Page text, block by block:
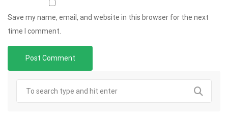
Save my name, email, and website in this browser for the next
time I comment.